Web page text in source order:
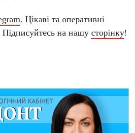
. Цікаві та оперативні
на нашусторінку!